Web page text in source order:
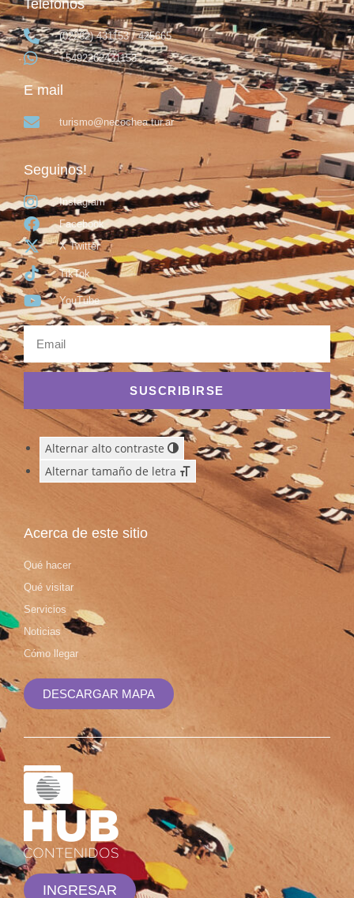
Teléfonos
(02262) 431153 / 425665
+5492262431153
E mail
turismo@necochea.tur.ar
Seguinos!
Instagram
Facebook
X Twitter
TikTok
YouTube
SUSCRIBIRSE
Alternar alto contraste
Alternar tamaño de letra
Acerca de este sitio
Qué hacer
Qué visitar
Servicios
Noticias
Cómo llegar
DESCARGAR MAPA
INGRESAR